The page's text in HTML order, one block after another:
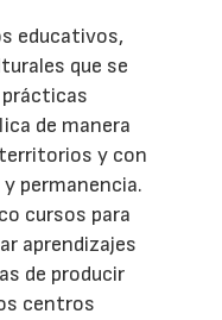
educativos,
que se
de manera
y con
permanencia.
cursos para
aprendizajes
de producir
centros